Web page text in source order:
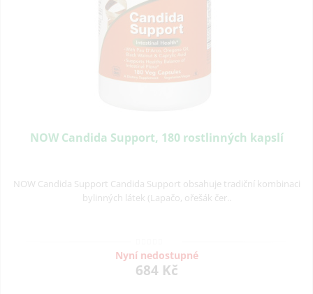
NOW Candida Support, 180 rostlinných kapslí
NOW Candida Support Candida Support obsahuje tradiční kombinaci
bylinných látek (Lapačo, ořešák čer..
Nyní nedostupné
684 Kč